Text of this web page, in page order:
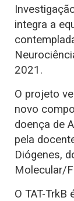
integra a
2021.
O projeto
novo
doença de
pela
Diógenes,
Molecular/
O TAT-